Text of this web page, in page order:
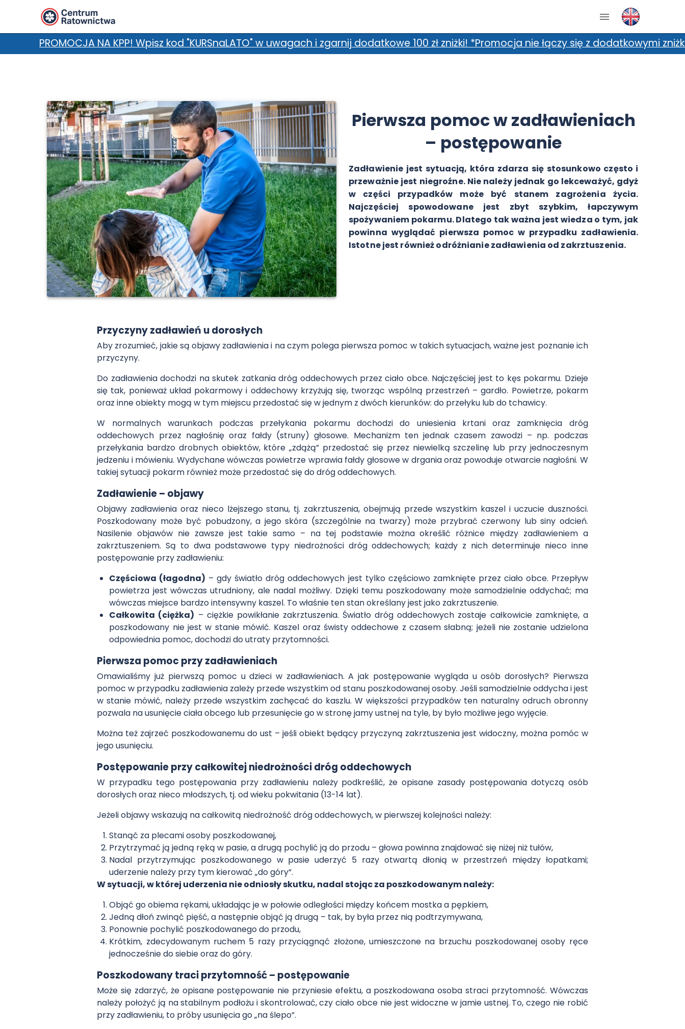
NA KPP! Wpisz kod "KURSnaLATO" w uwagach i zgarnij dodatkowe 100 zł zniżki! *Promocja nie łączy się z dodatkowymi zniżkami, m.in.
Pierwsza pomoc w zadławieniach
– postępowanie
Zadławienie jest sytuacją, która zdarza się stosunkowo często i
przeważnie jest niegroźne. Nie należy jednak go lekceważyć, gdyż
w części przypadków może być stanem zagrożenia życia.
Najczęściej spowodowane jest zbyt szybkim, łapczywym
spożywaniem pokarmu. Dlatego tak ważna jest wiedza o tym, jak
powinna wyglądać pierwsza pomoc w przypadku zadławienia.
Istotne jest również odróżnianie zadławienia od zakrztuszenia.
Przyczyny zadławień u dorosłych
Aby zrozumieć, jakie są objawy zadławienia i na czym polega pierwsza pomoc w takich sytuacjach, ważne jest poznanie ich
przyczyny.
Do zadławienia dochodzi na skutek zatkania dróg oddechowych przez ciało obce. Najczęściej jest to kęs pokarmu. Dzieje
się tak, ponieważ układ pokarmowy i oddechowy krzyżują się, tworząc wspólną przestrzeń – gardło. Powietrze, pokarm
oraz inne obiekty mogą w tym miejscu przedostać się w jednym z dwóch kierunków: do przełyku lub do tchawicy.
W normalnych warunkach podczas przełykania pokarmu dochodzi do uniesienia krtani oraz zamknięcia dróg
oddechowych przez nagłośnię oraz fałdy (struny) głosowe. Mechanizm ten jednak czasem zawodzi – np. podczas
przełykania bardzo drobnych obiektów, które „zdążą” przedostać się przez niewielką szczelinę lub przy jednoczesnym
jedzeniu i mówieniu. Wydychane wówczas powietrze wprawia fałdy głosowe w drgania oraz powoduje otwarcie nagłośni. W
takiej sytuacji pokarm również może przedostać się do dróg oddechowych.
Zadławienie – objawy
Objawy zadławienia oraz nieco lżejszego stanu, tj. zakrztuszenia, obejmują przede wszystkim kaszel i uczucie duszności.
Poszkodowany może być pobudzony, a jego skóra (szczególnie na twarzy) może przybrać czerwony lub siny odcień.
Nasilenie objawów nie zawsze jest takie samo – na tej podstawie można określić różnice między zadławieniem a
zakrztuszeniem. Są to dwa podstawowe typy niedrożności dróg oddechowych; każdy z nich determinuje nieco inne
postępowanie przy zadławieniu:
Częściowa (łagodna) – gdy światło dróg oddechowych jest tylko częściowo zamknięte przez ciało obce. Przepływ
powietrza jest wówczas utrudniony, ale nadal możliwy. Dzięki temu poszkodowany może samodzielnie oddychać; ma
wówczas miejsce bardzo intensywny kaszel. To właśnie ten stan określany jest jako zakrztuszenie.
Całkowita (ciężka) – ciężkie powikłanie zakrztuszenia. Światło dróg oddechowych zostaje całkowicie zamknięte, a
poszkodowany nie jest w stanie mówić. Kaszel oraz świsty oddechowe z czasem słabną; jeżeli nie zostanie udzielona
odpowiednia pomoc, dochodzi do utraty przytomności.
Pierwsza pomoc przy zadławieniach
Omawialiśmy już pierwszą pomoc u dzieci w zadławieniach. A jak postępowanie wygląda u osób dorosłych? Pierwsza
pomoc w przypadku zadławienia zależy przede wszystkim od stanu poszkodowanej osoby. Jeśli samodzielnie oddycha i jest
w stanie mówić, należy przede wszystkim zachęcać do kaszlu. W większości przypadków ten naturalny odruch obronny
pozwala na usunięcie ciała obcego lub przesunięcie go w stronę jamy ustnej na tyle, by było możliwe jego wyjęcie.
Można też zajrzeć poszkodowanemu do ust – jeśli obiekt będący przyczyną zakrztuszenia jest widoczny, można pomóc w
jego usunięciu.
Postępowanie przy całkowitej niedrożności dróg oddechowych
W przypadku tego postępowania przy zadławieniu należy podkreślić, że opisane zasady postępowania dotyczą osób
dorosłych oraz nieco młodszych, tj. od wieku pokwitania (13-14 lat).
Jeżeli objawy wskazują na całkowitą niedrożność dróg oddechowych, w pierwszej kolejności należy:
Stanąć za plecami osoby poszkodowanej,
Przytrzymać ją jedną ręką w pasie, a drugą pochylić ją do przodu – głowa powinna znajdować się niżej niż tułów,
Nadal przytrzymując poszkodowanego w pasie uderzyć 5 razy otwartą dłonią w przestrzeń między łopatkami;
uderzenie należy przy tym kierować „do góry”.
W sytuacji, w której uderzenia nie odniosły skutku, nadal stojąc za poszkodowanym należy:
Objąć go obiema rękami, układając je w połowie odległości między końcem mostka a pępkiem,
Jedną dłoń zwinąć pięść, a następnie objąć ją drugą – tak, by była przez nią podtrzymywana,
Ponownie pochylić poszkodowanego do przodu,
Krótkim, zdecydowanym ruchem 5 razy przyciągnąć złożone, umieszczone na brzuchu poszkodowanej osoby ręce
jednocześnie do siebie oraz do góry.
Poszkodowany traci przytomność – postępowanie
Może się zdarzyć, że opisane postępowanie nie przyniesie efektu, a poszkodowana osoba straci przytomność. Wówczas
należy położyć ją na stabilnym podłożu i skontrolować, czy ciało obce nie jest widoczne w jamie ustnej. To, czego nie robić
przy zadławieniu, to próby usunięcia go „na ślepo”.